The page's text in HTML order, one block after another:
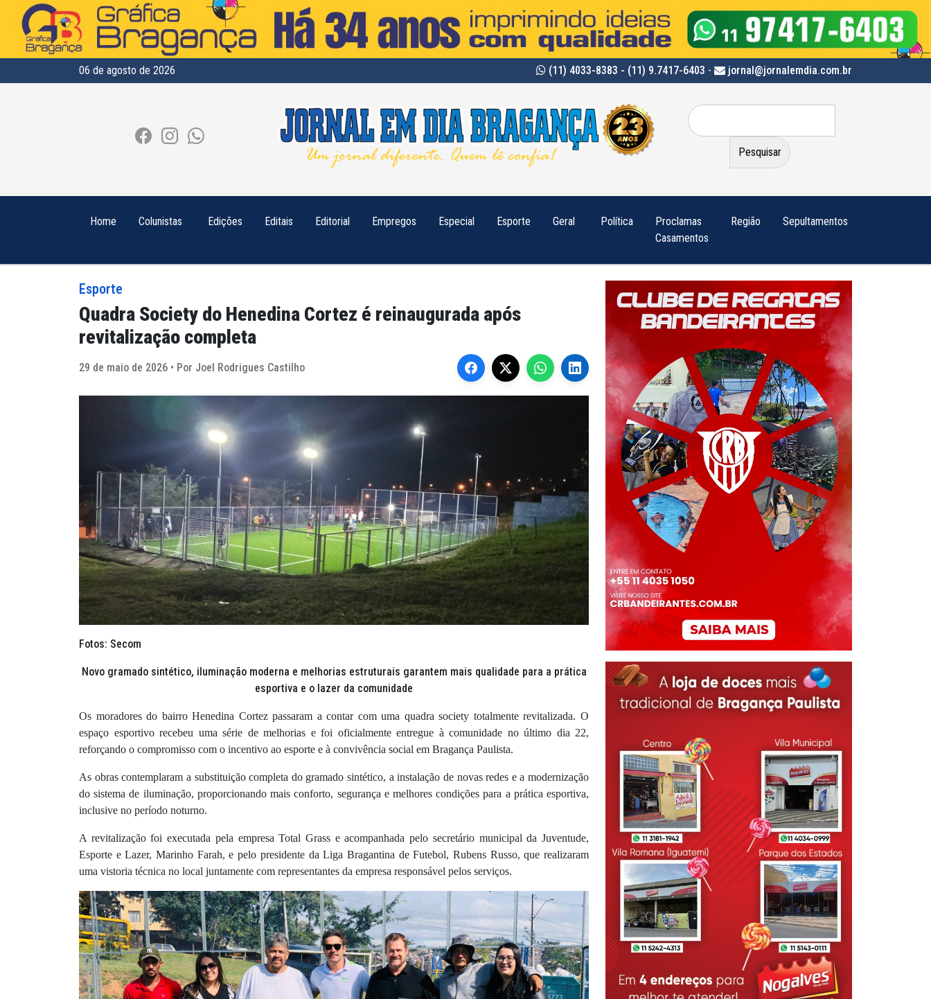
06 de agosto de 2026 (11) 4033-8383 - (11) 9.7417-6403 - jornal@jornalemdia.com.br
Pesquisar
por:
Home Colunistas Edições Editais Editorial Empregos Especial Esporte Geral Política
Proclamas
Casamentos
Região Sepultamentos
Esporte
Quadra Society do Henedina Cortez é reinaugurada após
revitalização completa
29 de maio de 2026 • Por Joel Rodrigues Castilho
Fotos: Secom
Novo gramado sintético, iluminação moderna e melhorias estruturais garantem mais qualidade para a prática
esportiva e o lazer da comunidade
Os moradores do bairro Henedina Cortez passaram a contar com uma quadra society totalmente revitalizada. O
espaço esportivo recebeu uma série de melhorias e foi oficialmente entregue à comunidade no último dia 22,
reforçando o compromisso com o incentivo ao esporte e à convivência social em Bragança Paulista.
As obras contemplaram a substituição completa do gramado sintético, a instalação de novas redes e a modernização
do sistema de iluminação, proporcionando mais conforto, segurança e melhores condições para a prática esportiva,
inclusive no período noturno.
A revitalização foi executada pela empresa Total Grass e acompanhada pelo secretário municipal da Juventude,
Esporte e Lazer, Marinho Farah, e pelo presidente da Liga Bragantina de Futebol, Rubens Russo, que realizaram
uma vistoria técnica no local juntamente com representantes da empresa responsável pelos serviços.